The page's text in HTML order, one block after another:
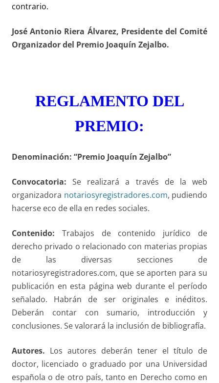
contrario.
José Antonio Riera Álvarez, Presidente del Comité
Organizador del Premio Joaquín Zejalbo.
REGLAMENTO DEL
PREMIO:
Denominación: “Premio Joaquín Zejalbo”
Convocatoria: Se realizará a través de la web
organizadora notariosyregistradores.com, pudiendo
hacerse eco de ella en redes sociales.
Contenido: Trabajos de contenido jurídico de
derecho privado o relacionado con materias propias
de las diversas secciones de
notariosyregistradores.com, que se aporten para su
publicación en esta página web durante el período
señalado. Habrán de ser originales e inéditos.
Deberán contar con sumario, introducción y
conclusiones. Se valorará la inclusión de bibliografía.
Autores. Los autores deberán tener el título de
doctor, licenciado o graduado por una Universidad
española o de otro país, tanto en Derecho como en